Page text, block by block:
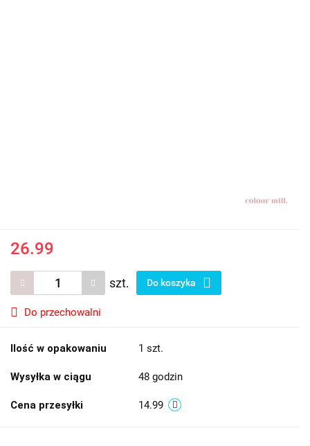
26.99
szt. Do koszyka
Do przechowalni
Ilość w opakowaniu 1 szt.
Wysyłka w ciągu 48 godzin
Cena przesyłki 14.99